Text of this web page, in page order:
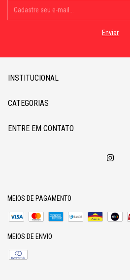
INSTITUCIONAL
CATEGORIAS
ENTRE EM CONTATO
MEIOS DE PAGAMENTO
MEIOS DE ENVIO